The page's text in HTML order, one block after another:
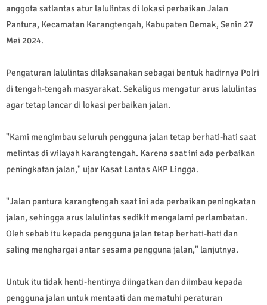
anggota satlantas atur lalulintas di lokasi perbaikan Jalan
Pantura, Kecamatan Karangtengah, Kabupaten Demak, Senin 27
Mei 2024.
Pengaturan lalulintas dilaksanakan sebagai bentuk hadirnya Polri
di tengah-tengah masyarakat. Sekaligus mengatur arus lalulintas
agar tetap lancar di lokasi perbaikan jalan.
"Kami mengimbau seluruh pengguna jalan tetap berhati-hati saat
melintas di wilayah karangtengah. Karena saat ini ada perbaikan
peningkatan jalan," ujar Kasat Lantas AKP Lingga.
"Jalan pantura karangtengah saat ini ada perbaikan peningkatan
jalan, sehingga arus lalulintas sedikit mengalami perlambatan.
Oleh sebab itu kepada pengguna jalan tetap berhati-hati dan
saling menghargai antar sesama pengguna jalan," lanjutnya.
Untuk itu tidak henti-hentinya diingatkan dan diimbau kepada
pengguna jalan untuk mentaati dan mematuhi peraturan